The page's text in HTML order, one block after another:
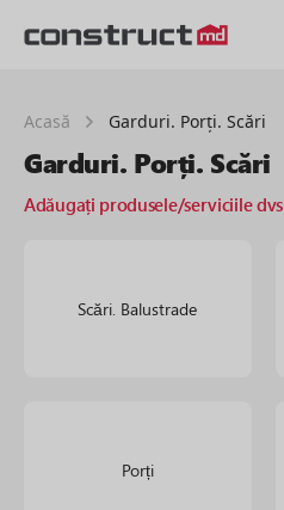
Acasă Garduri. Porți. Scări
Garduri. Porți. Scări
Adăugați produsele/serviciile dvs
Scări. Balustrade
Porți